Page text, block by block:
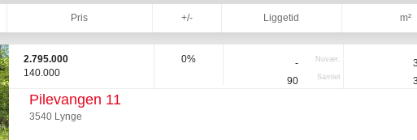
Pris +/- Liggetid m²
2.795.000
140.000
0% - Nuvær.
90 Samlet
Pilevangen 11
3540 Lynge